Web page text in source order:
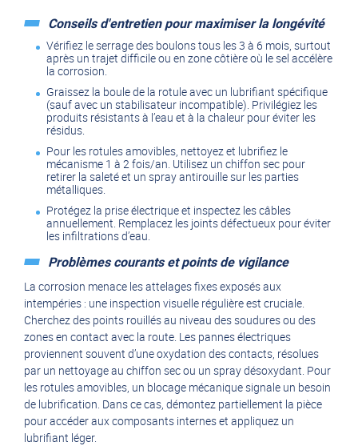
Conseils d'entretien pour maximiser la longévité
Vérifiez le serrage des boulons tous les 3 à 6 mois, surtout
après un trajet difficile ou en zone côtière où le sel accélère
la corrosion.
Graissez la boule de la rotule avec un lubrifiant spécifique
(sauf avec un stabilisateur incompatible). Privilégiez les
produits résistants à l’eau et à la chaleur pour éviter les
résidus.
Pour les rotules amovibles, nettoyez et lubrifiez le
mécanisme 1 à 2 fois/an. Utilisez un chiffon sec pour
retirer la saleté et un spray antirouille sur les parties
métalliques.
Protégez la prise électrique et inspectez les câbles
annuellement. Remplacez les joints défectueux pour éviter
les infiltrations d’eau.
Problèmes courants et points de vigilance
La corrosion menace les attelages fixes exposés aux
intempéries : une inspection visuelle régulière est cruciale.
Cherchez des points rouillés au niveau des soudures ou des
zones en contact avec la route. Les pannes électriques
proviennent souvent d’une oxydation des contacts, résolues
par un nettoyage au chiffon sec ou un spray désoxydant. Pour
les rotules amovibles, un blocage mécanique signale un besoin
de lubrification. Dans ce cas, démontez partiellement la pièce
pour accéder aux composants internes et appliquez un
lubrifiant léger.